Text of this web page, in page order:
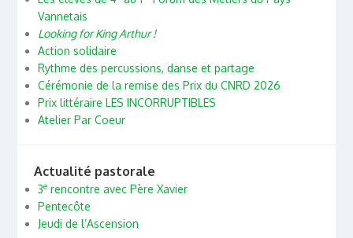
Vannetais
Looking for King Arthur !
Action solidaire
Rythme des percussions, danse et partage
Cérémonie de la remise des Prix du CNRD 2026
Prix littéraire LES INCORRUPTIBLES
Atelier Par Coeur
Actualité pastorale
3erencontre avec Père Xavier
Pentecôte
Jeudi de l’Ascension